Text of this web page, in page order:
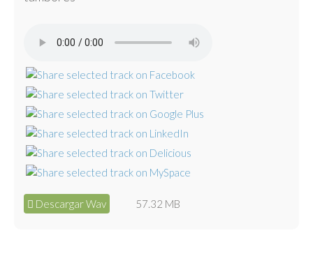
Descargar Wav 57.32 MB